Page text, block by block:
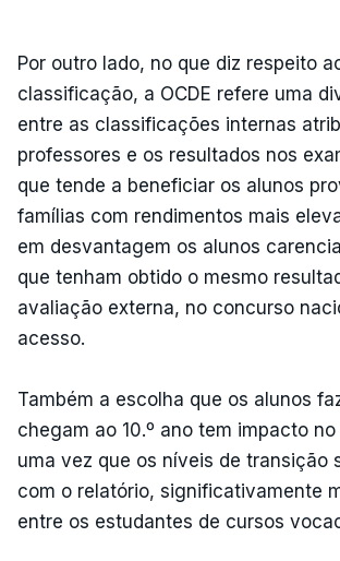
Por outro lado, no que diz respeito
classificação, a OCDE refere uma
entre as classificações internas
professores e os resultados nos
que tende a beneficiar os alunos
famílias com rendimentos mais
em desvantagem os alunos
que tenham obtido o mesmo
avaliação externa, no concurso
acesso.
Também a escolha que os alunos
chegam ao 10.º ano tem impacto
uma vez que os níveis de transição
com o relatório, significativamente
entre os estudantes de cursos